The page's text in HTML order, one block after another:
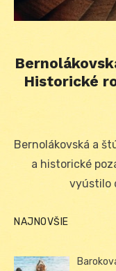
Historické
Bernolákovská a
a historické
vyústilo
NAJNOVŠIE